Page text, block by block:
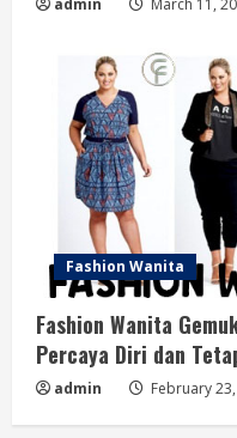
Fashion Wanita
Fashion Wanita
Percaya Diri dan
admin February